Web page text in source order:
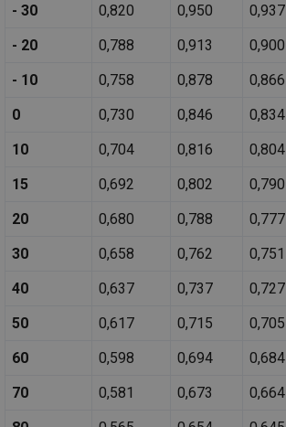
- 30
0,820 0,950 0,937
- 20
0,788 0,913 0,900
- 10
0,758 0,878 0,866
0
0,730 0,846 0,834
10
0,704 0,816 0,804
15
0,692 0,802 0,790
20
0,680 0,788 0,777
30
0,658 0,762 0,751
40
0,637 0,737 0,727
50
0,617 0,715 0,705
60
0,598 0,694 0,684
70
0,581 0,673 0,664